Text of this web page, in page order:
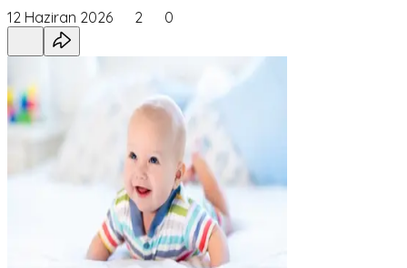
12 Haziran 2026 2 0